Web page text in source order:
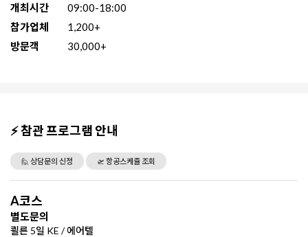
개최시간
09:00-18:00
참가업체
1,200+
방문객
30,000+
⚡ 참관 프로그램 안내
🙋 상담문의 신청 🛫 항공스케쥴 조회
A코스
별도문의
쾰른 5일 KE / 에어텔